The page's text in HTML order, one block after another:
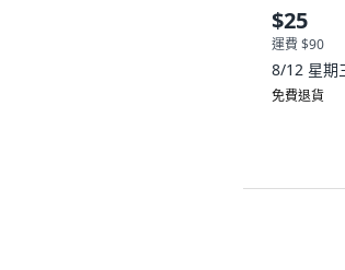
$25
運費 $90
8/12 星期
免費退貨